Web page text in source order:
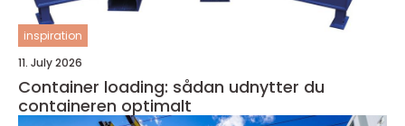
inspiration
11. July 2026
Container loading: sådan udnytter du
containeren optimalt